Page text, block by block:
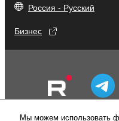
Россия - Русский
Бизнес
Мы можем использовать